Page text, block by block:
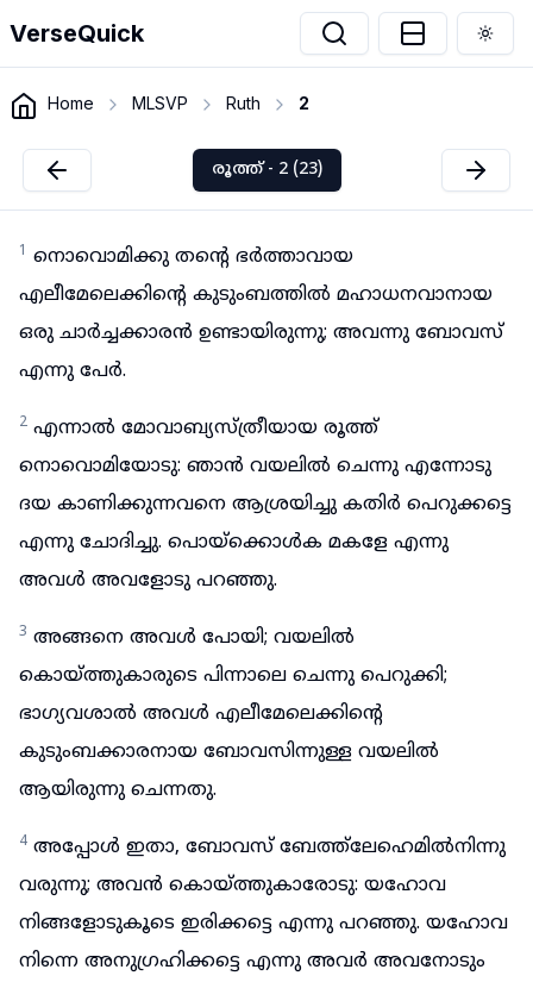
VerseQuick
Home MLSVP Ruth 2
രൂത്ത് - 2 (23)
1 നൊവൊമിക്കു തന്റെ ഭർത്താവായ
എലീമേലെക്കിന്റെ കുടുംബത്തിൽ മഹാധനവാനായ
ഒരു ചാർച്ചക്കാരൻ ഉണ്ടായിരുന്നു; അവന്നു ബോവസ്
എന്നു പേർ.
2 എന്നാൽ മോവാബ്യസ്ത്രീയായ രൂത്ത്
നൊവൊമിയോടു: ഞാൻ വയലിൽ ചെന്നു എന്നോടു
ദയ കാണിക്കുന്നവനെ ആശ്രയിച്ചു കതിർ പെറുക്കട്ടെ
എന്നു ചോദിച്ചു. പൊയ്ക്കൊൾക മകളേ എന്നു
അവൾ അവളോടു പറഞ്ഞു.
3 അങ്ങനെ അവൾ പോയി; വയലിൽ
കൊയ്ത്തുകാരുടെ പിന്നാലെ ചെന്നു പെറുക്കി;
ഭാഗ്യവശാൽ അവൾ എലീമേലെക്കിന്റെ
കുടുംബക്കാരനായ ബോവസിന്നുള്ള വയലിൽ
ആയിരുന്നു ചെന്നതു.
4 അപ്പോൾ ഇതാ, ബോവസ് ബേത്ത്ലേഹെമിൽനിന്നു
വരുന്നു; അവൻ കൊയ്ത്തുകാരോടു: യഹോവ
നിങ്ങളോടുകൂടെ ഇരിക്കട്ടെ എന്നു പറഞ്ഞു. യഹോവ
നിന്നെ അനുഗ്രഹിക്കട്ടെ എന്നു അവർ അവനോടും